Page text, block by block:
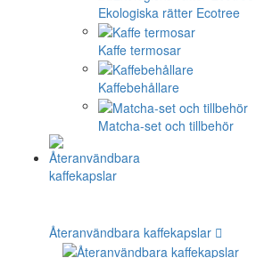
Ekologiska rätter Ecotree
Kaffe termosar
Kaffebehållare
Matcha-set och tillbehör
Återanvändbara kaffekapslar